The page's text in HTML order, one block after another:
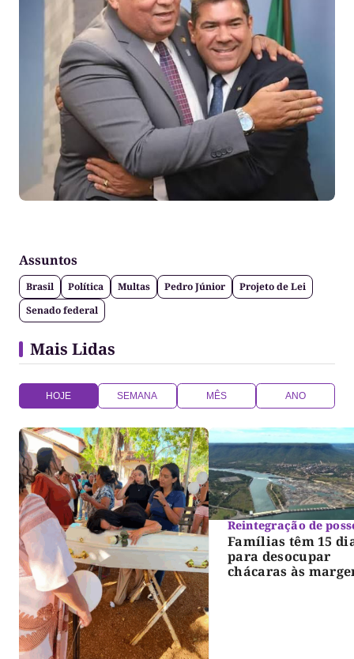
Assuntos
Brasil Política Multas Pedro Júnior
Projeto de Lei
Senado federal
Mais Lidas
HOJE SEMANA MÊS ANO
Reintegração de
Famílias têm 15
para desocupar
chácaras às